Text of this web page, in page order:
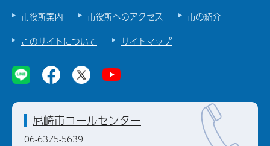
市役所案内 市役所へのアクセス
市の紹介
このサイトについて
サイトマップ
尼崎市コールセンター
06-6375-5639